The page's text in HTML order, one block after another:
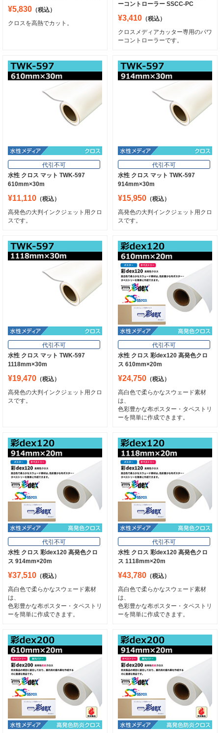
¥5,830 （税込）
クロスを高熱でカット。
ーコントローラー SSCC-PC
¥3,410 （税込）
クロスメディアカッター専用のパワ
ーコントローラーです。
代引不可
水性 クロス マット TWK-597
610mm×30m
¥11,110 （税込）
高発色の大判インクジェット用クロ
スです。
代引不可
水性 クロス マット TWK-597
914mm×30m
¥15,950 （税込）
高発色の大判インクジェット用クロ
スです。
代引不可
水性 クロス マット TWK-597
1118mm×30m
¥19,470 （税込）
高発色の大判インクジェット用クロ
スです。
代引不可
水性 クロス 彩dex120 高発色クロ
ス 610mm×20m
¥24,750 （税込）
高白色で柔らかなスウェード素材
は、
色彩豊かな布ポスター・タペストリ
ーを簡単に作成できます。
代引不可
水性 クロス 彩dex120 高発色クロ
ス 914mm×20m
¥37,510 （税込）
高白色で柔らかなスウェード素材
は、
色彩豊かな布ポスター・タペストリ
ーを簡単に作成できます。
代引不可
水性 クロス 彩dex120 高発色クロ
ス 1118mm×20m
¥43,780 （税込）
高白色で柔らかなスウェード素材
は、
色彩豊かな布ポスター・タペストリ
ーを簡単に作成できます。